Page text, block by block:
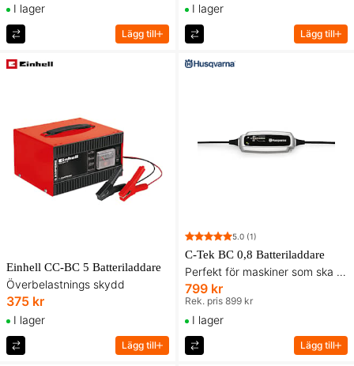
I lager
Lägg till
I lager
Lägg till
Einhell CC-BC 5 Batteriladdare
Överbelastnings skydd
375 kr
I lager
Lägg till
5.0 (1)
C-Tek BC 0,8 Batteriladdare
Perfekt för maskiner som ska stå över vintern
799 kr
Rek. pris 899 kr
I lager
Lägg till